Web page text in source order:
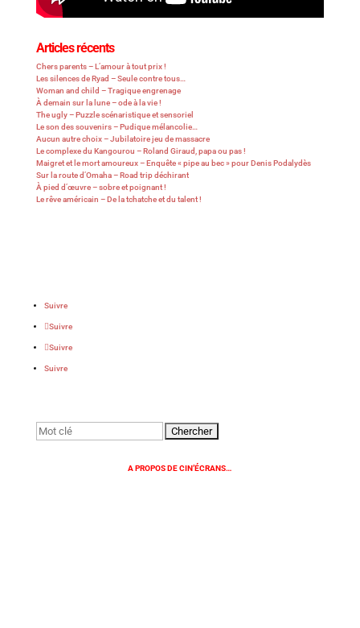
Articles récents
Chers parents – L’amour à tout prix !
Les silences de Ryad – Seule contre tous…
Woman and child – Tragique engrenage
À demain sur la lune – ode à la vie !
The ugly – Puzzle scénaristique et sensoriel
Le son des souvenirs – Pudique mélancolie…
Aucun autre choix – Jubilatoire jeu de massacre
Le complexe du Kangourou – Roland Giraud, papa ou pas !
Maigret et le mort amoureux – Enquête « pipe au bec » pour Denis Podalydès
Sur la route d’Omaha – Road trip déchirant
À pied d’œuvre – sobre et poignant !
Le rêve américain – De la tchatche et du talent !
Suivre
Suivre
Suivre
Suivre
Rechercher:
A PROPOS DE CIN’ÉCRANS…